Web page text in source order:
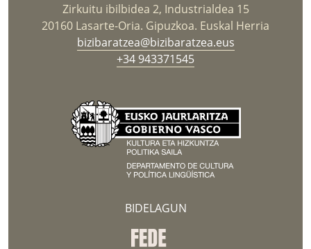
Zirkuitu ibilbidea 2, Industrialdea 15
20160 Lasarte-Oria. Gipuzkoa. Euskal Herria
bizibaratzea@bizibaratzea.eus
+34 943371545
BIDELAGUN